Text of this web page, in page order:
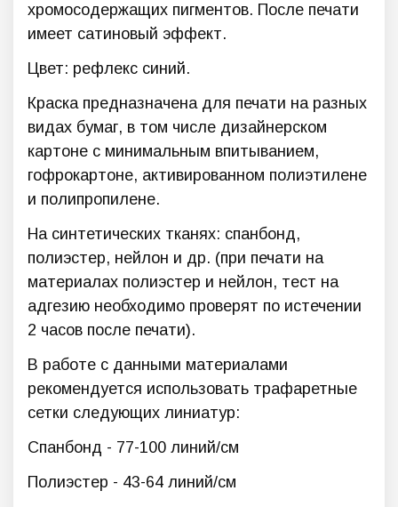
хромосодержащих пигментов. После печати
имеет сатиновый эффект.
Цвет: рефлекс синий.
Краска предназначена для печати на разных
видах бумаг, в том числе дизайнерском
картоне с минимальным впитыванием,
гофрокартоне, активированном полиэтилене
и полипропилене.
На синтетических тканях: спанбонд,
полиэстер, нейлон и др. (при печати на
материалах полиэстер и нейлон, тест на
адгезию необходимо проверят по истечении
2 часов после печати).
В работе с данными материалами
рекомендуется использовать трафаретные
сетки следующих линиатур:
Спанбонд - 77-100 линий/см
Полиэстер - 43-64 линий/см